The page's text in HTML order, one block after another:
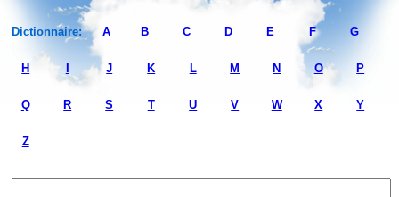
Dictionnaire: A B C D E F G
H J K L M N O P
Q R S T U V W X Y
Z